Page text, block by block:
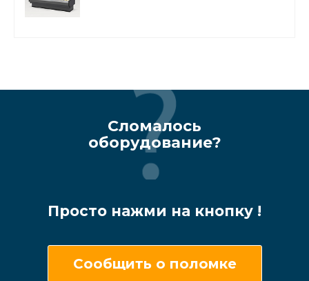
Сломалось
оборудование?
Просто нажми на кнопку !
Сообщить о поломке